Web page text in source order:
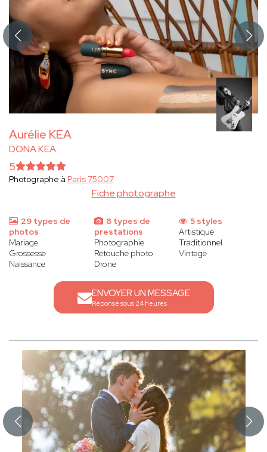
Aurélie KEA
DONA KEA
Fiche photographe
5
Photographe à Paris 75007
29 types de
photos
Mariage
Grossesse
Naissance
8 types de
prestations
Photographie
Retouche photo
Drone
5 styles
Artistique
Traditionnel
Vintage
ENVOYER UN MESSAGE
Réponse sous 24 heures